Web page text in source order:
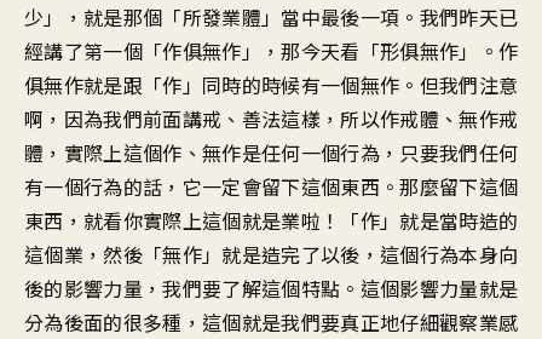
少」，就是那個「所發業體」當中最後一項。我們昨天已
經講了第一個「作俱無作」，那今天看「形俱無作」。作
俱無作就是跟「作」同時的時候有一個無作。但我們注意
啊，因為我們前面講戒、善法這樣，所以作戒體、無作戒
體，實際上這個作、無作是任何一個行為，只要我們任何
有一個行為的話，它一定會留下這個東西。那麼留下這個
東西，就看你實際上這個就是業啦！「作」就是當時造的
這個業，然後「無作」就是造完了以後，這個行為本身向
後的影響力量，我們要了解這個特點。這個影響力量就是
分為後面的很多種，這個就是我們要真正地仔細觀察業感